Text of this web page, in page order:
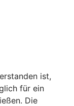
ist,
für ein
Die